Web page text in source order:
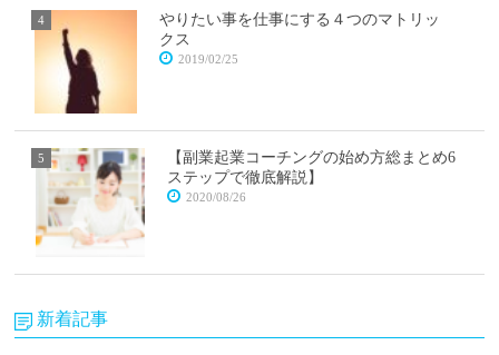
やりたい事を仕事にする４つのマトリッ
クス
2019/02/25
【副業起業コーチングの始め方総まとめ6
ステップで徹底解説】
2020/08/26
新着記事